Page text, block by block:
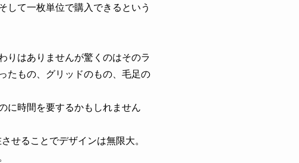
して一枚単位で購入できるという
りはありませんが驚くのはそのラ
たもの、グリッドのもの、毛足の
に時間を要するかもしれません
せることでデザインは無限大。